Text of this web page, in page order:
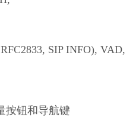
SIP INFO), VAD,
按钮和导航键